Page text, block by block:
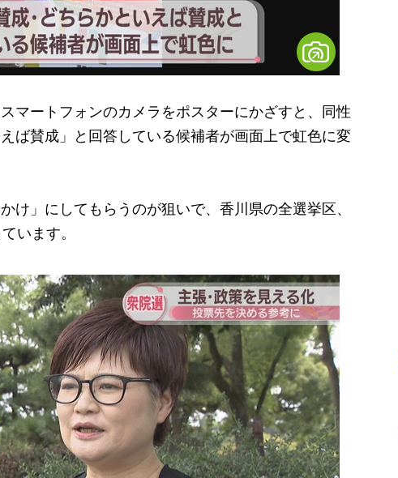
マートフォンのカメラをポスターにかざすと、同性
ば賛成」と回答している候補者が画面上で虹色に変
け」にしてもらうのが狙いで、香川県の全選挙区、
います。